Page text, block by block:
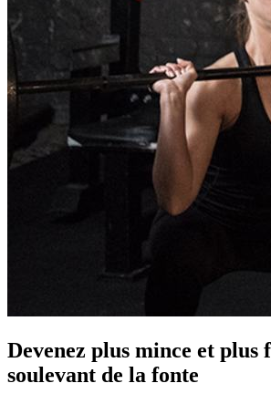
Devenez plus mince et plus
soulevant de la fonte